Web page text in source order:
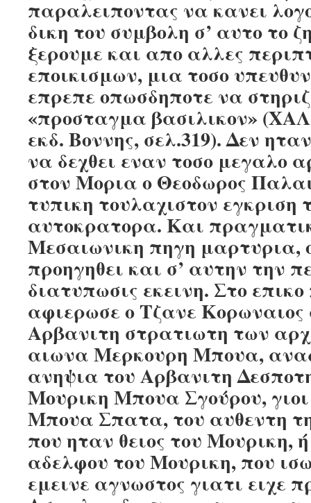
παραλειποντας να κανει
δικη του συμβολη σ’ αυτο το
ξερουμε και απο αλλες
εποικισμων, μια τοσο
επρεπε οπωσδηποτε να
«προσταγμα βασιλικον»
εκδ. Βοννης, σελ.319). Δεν
να δεχθει εναν τοσο μεγαλο
στον Μορια ο Θεοδωρος
τυπικη τουλαχιστον εγκριση
αυτοκρατορα. Και
Μεσαιωνικη πηγη μαρτυρια,
προηγηθει και σ’ αυτην την
διατυπωσις εκεινη. Στο
αφιερωσε ο Τζανε
Αρβανιτη στρατιωτη των
αιωνα Μερκουρη Μπουα,
ανηψια του Αρβανιτη
Μουρικη Μπουα Σγούρου,
Μπουα Σπατα, του αυθεντη
που ηταν θειος του Μουρικη,
αδελφου του Μουρικη, που
εμεινε αγνωστος γιατι ειχε